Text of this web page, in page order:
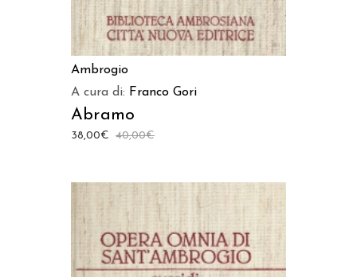
Ambrogio
A cura di: Franco Gori
Abramo
40,00€
38,00€